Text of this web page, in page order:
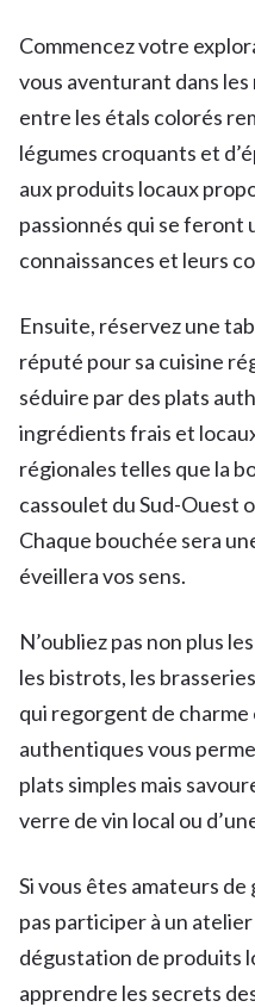
Commencez votre
vous aventurant dans
entre les étals colorés
légumes croquants et
aux produits locaux
passionnés qui se feront
connaissances et leurs
Ensuite, réservez une
réputé pour sa cuisine
séduire par des plats
ingrédients frais et
régionales telles que la
cassoulet du Sud-Ouest
Chaque bouchée sera
éveillera vos sens.
N’oubliez pas non plus
les bistrots, les
qui regorgent de
authentiques vous
plats simples mais
verre de vin local ou
Si vous êtes amateurs
pas participer à un
dégustation de produits
apprendre les secrets